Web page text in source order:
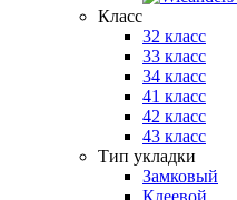
Класс
32 класс
33 класс
34 класс
41 класс
42 класс
43 класс
Тип укладки
Замковый
Клеевой